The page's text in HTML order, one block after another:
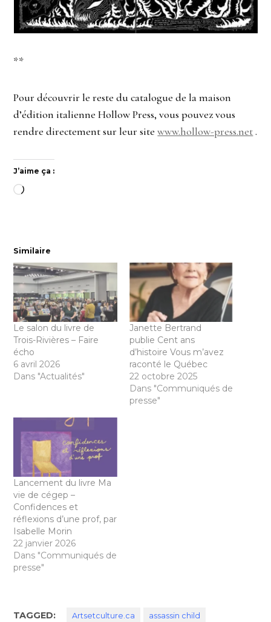
**
Pour découvrir le reste du catalogue de la maison
d’édition italienne Hollow Press, vous pouvez vous
rendre directement sur leur sitewww.hollow-press.net.
J’aime ça :
Chargement…
Similaire
Le salon du livre de
Trois-Rivières – Faire
écho
6 avril 2026
Dans "Actualités"
Janette Bertrand
publie Cent ans
d’histoire Vous m’avez
raconté le Québec
22 octobre 2025
Dans "Communiqués de
presse"
Lancement du livre Ma
vie de cégep –
Confidences et
réflexions d’une prof, par
Isabelle Morin
22 janvier 2026
Dans "Communiqués de
presse"
TAGGED: Artsetculture.ca assassin child